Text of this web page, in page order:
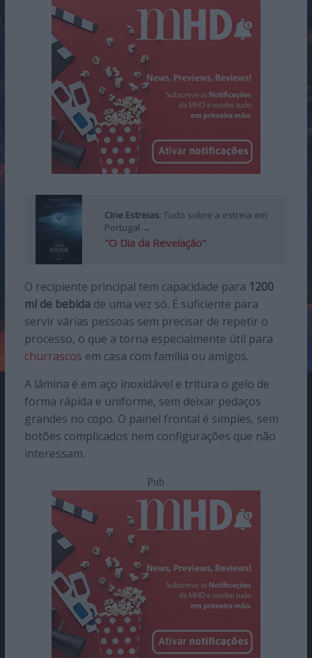
Cine Estreias: Tudo sobre a estreia em
Portugal →
"O Dia da Revelação"
O recipiente principal tem capacidade para 1200
ml de bebidade uma vez só. É suficiente para
servir várias pessoas sem precisar de repetir o
processo, o que a torna especialmente útil para
churrascos em casa com família ou amigos.
A lâmina é em aço inoxidável e tritura o gelo de
forma rápida e uniforme, sem deixar pedaços
grandes no copo. O painel frontal é simples, sem
botões complicados nem configurações que não
interessam.
Pub